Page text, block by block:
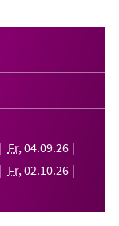
Fr, 04.09.26
Fr, 02.10.26